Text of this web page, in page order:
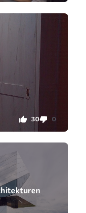
30 0